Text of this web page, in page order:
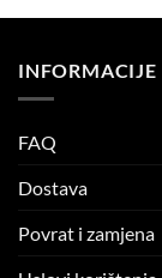
INFORMACIJE
FAQ
Dostava
Povrat i zamjena